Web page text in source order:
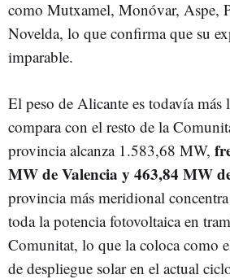
como Mutxamel, Monóvar, Aspe,
Novelda, lo que confirma que su
imparable.
El peso de Alicante es todavía más
compara con el resto de la
provincia alcanza 1.583,68 MW,
MW de Valencia y 463,84 MW
provincia más meridional
toda la potencia fotovoltaica en
Comunitat, lo que la coloca como
de despliegue solar en el actual